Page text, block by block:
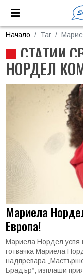
Начало Таг
СТАТИИ
НОРДЕЛ
Мариела
Европа!
Мариела Нордел успя
готвачка Мариела
надпревара
Брадър“, изплаши